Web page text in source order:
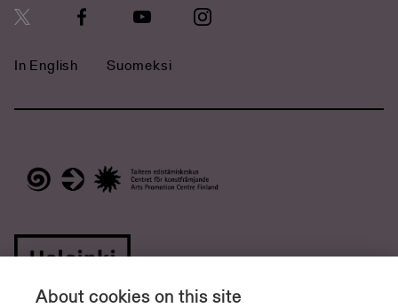
About cookies on this site
In English Suomeksi